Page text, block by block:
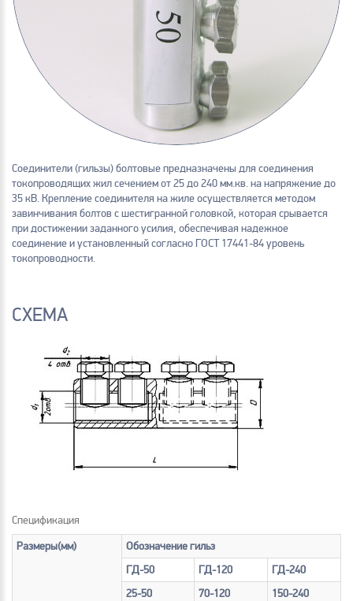
Соединители (гильзы) болтовые предназначены для соединения
токопроводящих жил сечением от 25 до 240 мм.кв. на напряжение до
35 кВ. Крепление соединителя на жиле осуществляется методом
завинчивания болтов с шестигранной головкой, которая срывается
при достижении заданного усилия, обеспечивая надежное
соединение и установленный согласно ГОСТ 17441-84 уровень
токопроводности.
СХЕМА
Спецификация
Размеры(мм)
Обозначение гильз
ГД-50
ГД-120
ГД-240
25-50
70-120
150-240